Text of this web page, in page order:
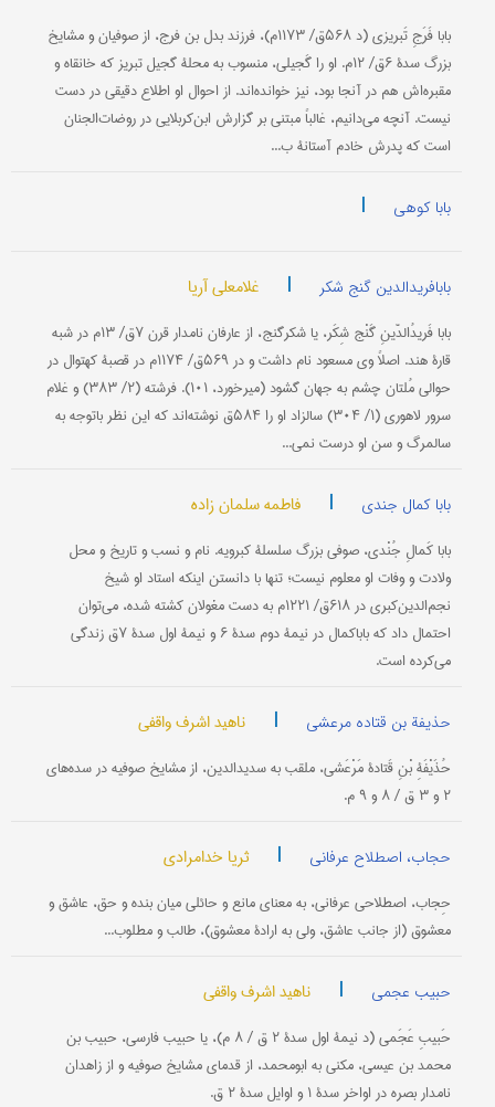
بابا فَرَجِ تَبریزی (د ۵۶۸ق/ ۱۱۷۳م)، فرزند بدل بن فرج، از صوفیان و مشایخ
بزرگ سدۀ ۶ق/ ۱۲م. او را گَجیلی، منسوب به محلۀ گجیل تبریز که خانقاه و
مقبره‌اش هم در آنجا بود، نیز خوانده‌اند. از احوال او اطلاع دقیقی در دست
نیست. آنچه می‌دانیم، غالباً مبتنی بر گزارش ابن‌کربلایی در روضات‌الجنان
است که پدرش خادم آستانۀ ب...
بابا کوهی |
بابافریدالدین گنج شکر | غلامعلی آریا
بابا فَریدُالدّینِ گَنْج شِکَر، یا شکرگنج، از عارفان نامدار قرن ۷ق/ ۱۳م در شبه
قارۀ هند. اصلاً وی مسعود نام داشت و در ۵۶۹ق/ ۱۱۷۴م در قصبۀ کهتوال در
حوالی مُلتان چشم به جهان گشود (میرخورد، ۱۰۱). فرشته (۲/ ۳۸۳) و غلام
سرور لاهوری (۱/ ۳۰۴) سالزاد او را ۵۸۴ق نوشته‌اند که این نظر باتوجه به
سالمرگ و سن او درست نمی‌...
بابا کمال جندی | فاطمه سلمان زاده
بابا کَمالِ جُنْدی، صوفی بزرگ سلسلۀ کبرویه. نام و نسب و تاریخ و محل
ولادت و وفات او معلوم نیست؛ تنها با دانستن اینکه استاد او شیخ
نجم‌الدین‌کبرى در ۶۱۸ق/ ۱۲۲۱م به دست مغولان کشته شده، می‌توان
احتمال داد که باباکمال در نیمۀ دوم سدۀ ۶ و نیمۀ اول سدۀ ۷ق زندگی
می‌کرده است.
حذیفة بن قتاده مرعشی | ناهید اشرف واقفی
حُذَیْفَةِ بْنِ قَتادۀ مَرْعَشی، ملقب به سدیدالدین، از مشایخ صوفیه در سده‌های
۲ و ۳ ق / ۸ و ۹ م.
حجاب، اصطلاح عرفانی | ثریا خدامرادی
حِجاب، اصطلاحی عرفانی، به معنای مانع و حائلی میان بنده و حق، عاشق و
معشوق (از جانب عاشق، ولی به ارادۀ معشوق)، طالب و مطلوب...
حبیب عجمی | ناهید اشرف واقفی
حَبیبِ عَجَمی (د نیمۀ اول سدۀ ۲ ق / ۸ م)، یا حبیب فارسی، حبیب بن
محمد بن عیسى، مکنى به ابومحمد، از قدمای مشایخ صوفیه و از زاهدان
نامدار بصره در اواخر سدۀ ۱ و اوایل سدۀ ۲ ق.